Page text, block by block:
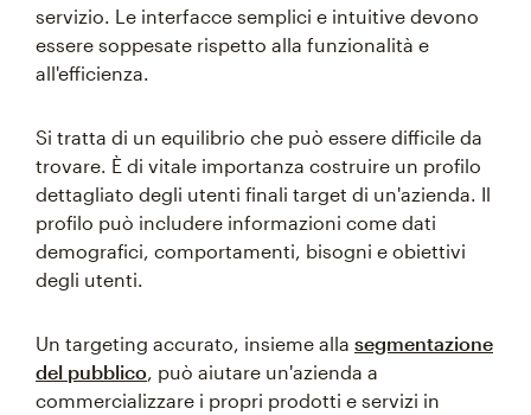
servizio. Le interfacce semplici e intuitive devono
essere soppesate rispetto alla funzionalità e
all'efficienza.
Si tratta di un equilibrio che può essere difficile da
trovare. È di vitale importanza costruire un profilo
dettagliato degli utenti finali target di un'azienda. Il
profilo può includere informazioni come dati
demografici, comportamenti, bisogni e obiettivi
degli utenti.
Un targeting accurato, insieme alla segmentazione
del pubblico, può aiutare un'azienda a
commercializzare i propri prodotti e servizi in